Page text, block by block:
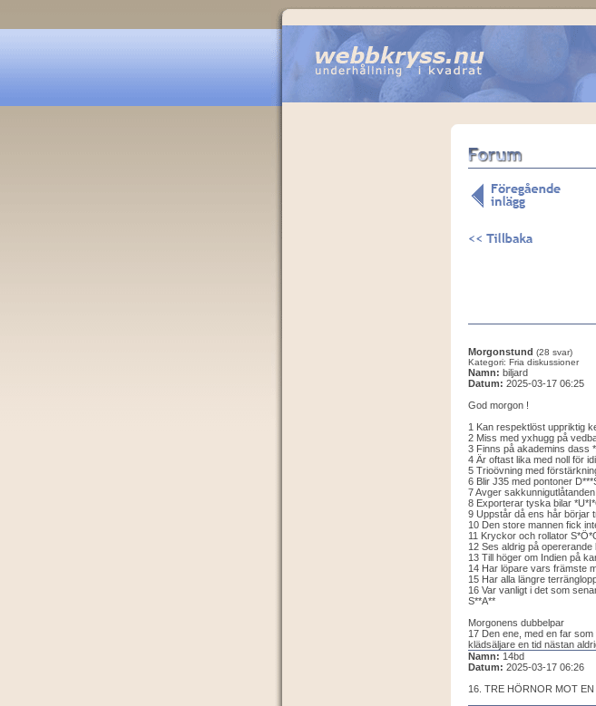
Morgonstund (28 svar)
Kategori: Fria diskussioner
Namn: biljard
Datum: 2025-03-17 06:25
God morgon !
1 Kan respektlöst uppriktig
2 Miss med yxhugg på
3 Finns på akademins dass
4 Är oftast lika med noll för
5 Trioövning med
6 Blir J35 med pontoner
7 Avger
8 Exporterar tyska bilar
9 Uppstår då ens hår börjar
10 Den store mannen fick
11 Kryckor och rollator
12 Ses aldrig på
13 Till höger om Indien på
14 Har löpare vars främste
15 Har alla längre
16 Var vanligt i det som
S**A**
Morgonens dubbelpar
17 Den ene, med en far
klädsäljare en tid nästan
Namn: 14bd
Datum: 2025-03-17 06:26
16. TRE HÖRNOR MOT